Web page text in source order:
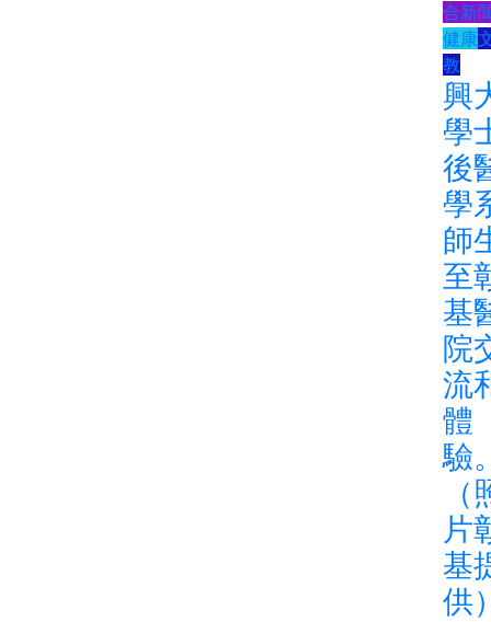
合新
健康
教
興
學
後
學
師
至
基
院
流
體
驗
（
片
基
供